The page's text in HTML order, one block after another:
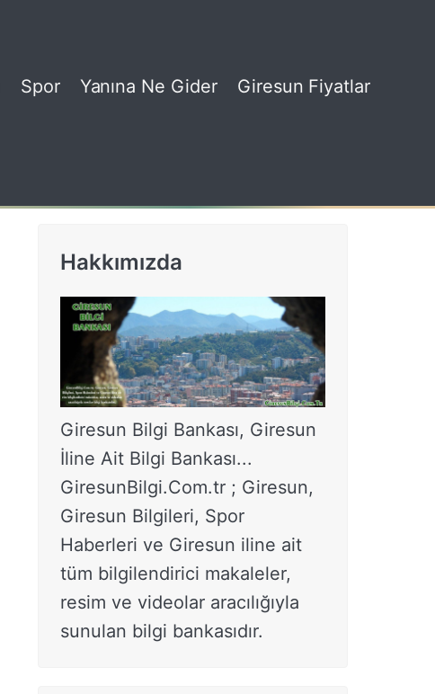
Spor Yanına Ne Gider Giresun Fiyatlar
Hakkımızda
Giresun Bilgi Bankası, Giresun
İline Ait Bilgi Bankası...
GiresunBilgi.Com.tr ; Giresun,
Giresun Bilgileri, Spor
Haberleri ve Giresun iline ait
tüm bilgilendirici makaleler,
resim ve videolar aracılığıyla
sunulan bilgi bankasıdır.